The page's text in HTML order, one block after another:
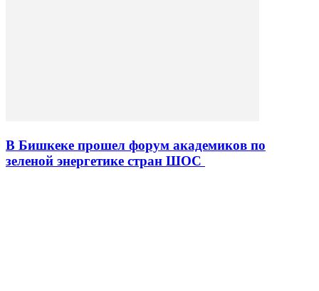
В Бишкеке прошел форум академиков по
зеленой энергетике стран ШОС